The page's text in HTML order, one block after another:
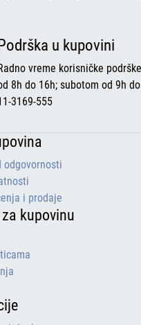
u kupovini
vreme korisničke
8h do 16h; subotom od 9h
3169-555
odgovornosti
i prodaje
kupovinu